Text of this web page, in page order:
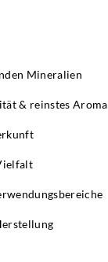
Mineralien
& reinstes Aroma